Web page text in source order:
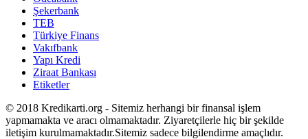
Şekerbank
TEB
Türkiye Finans
Vakıfbank
Yapı Kredi
Ziraat Bankası
Etiketler
© 2018 Kredikarti.org - Sitemiz herhangi bir finansal işlem
yapmamakta ve aracı olmamaktadır. Ziyaretçilerle hiç bir şekilde
iletişim kurulmamaktadır.Sitemiz sadece bilgilendirme amaçlıdır.